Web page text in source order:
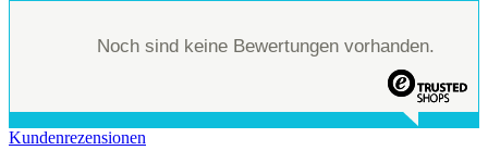
Noch sind keine Bewertungen vorhanden.
Kundenrezensionen